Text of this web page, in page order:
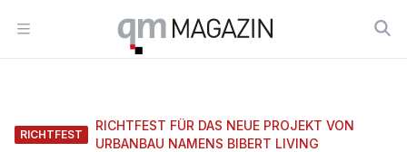
Open menu
Workflow
RICHTFEST
RICHTFEST FÜR DAS NEUE PROJEKT VON
URBANBAU NAMENS BIBERT LIVING